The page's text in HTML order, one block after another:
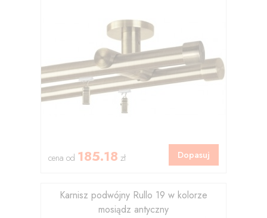
cena od 185.18 zł Dopasuj
Karnisz podwójny Rullo 19 w kolorze
mosiądz antyczny